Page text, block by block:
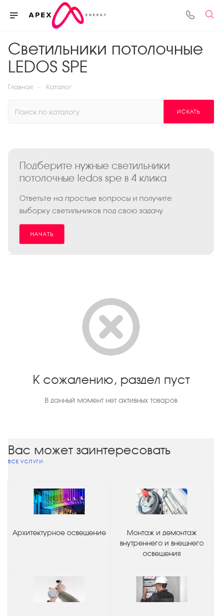
Светильники потолочные
LEDOS SPE
Главная — Каталог
ИСКАТЬ
Подберите нужные светильники
потолочные ledos spe в 4 клика
Ответьте на простые вопросы и получите
выборку светильников под свою задачу
НАЧАТЬ
К сожалению, раздел пуст
В данный момент нет активных товаров
Вас может заинтересовать
ВСЕ УСЛУГИ
Архитектурное освещение
Монтаж и демонтаж
внутреннего и внешнего
освещения